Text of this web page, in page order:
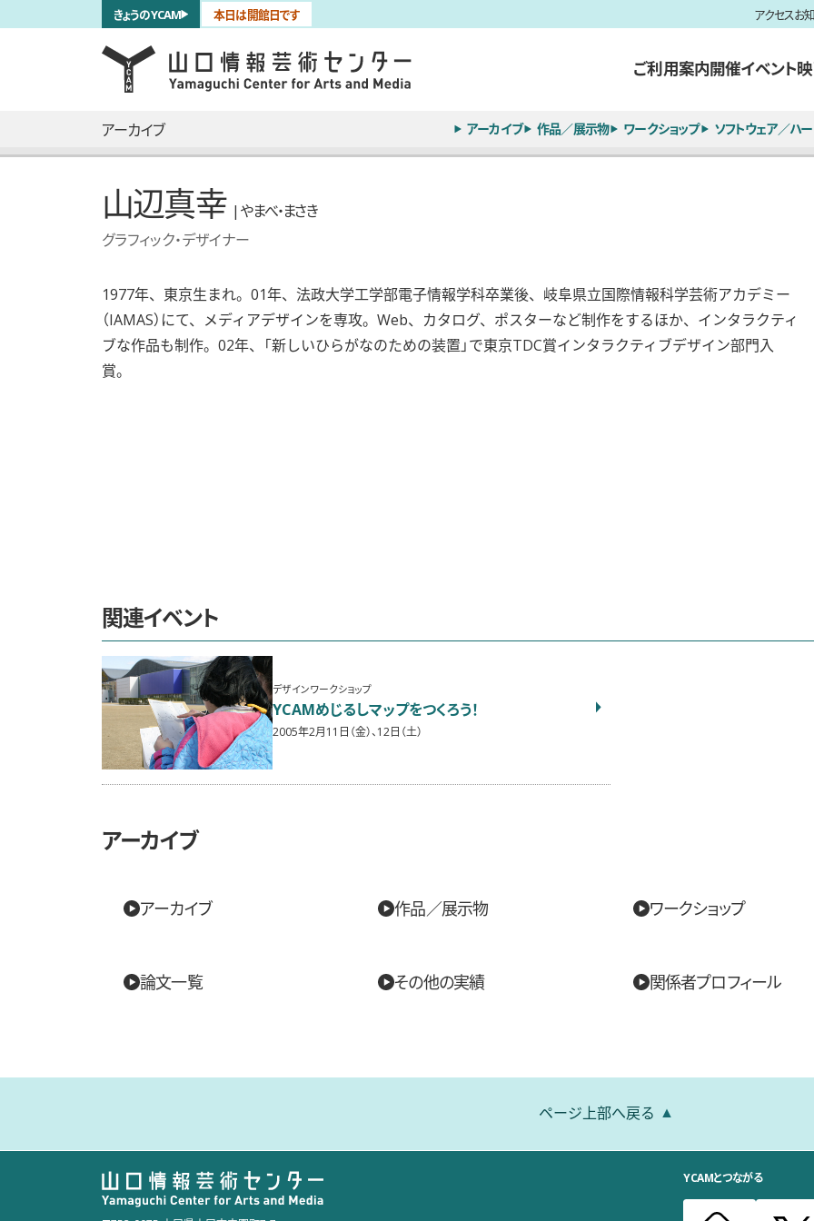
skip to main content 本日は開館日です
きょうのYCAM アクセスお
言語を切り替える
メインナビゲーション
ご利用案内開催イベント
アーカイブ アーカイブ 作品／展示物 ワークショップ ソフトウェア／ハ
山辺真幸 | やまべ・まさき
グラフィック・デザイナー
1977年、東京生まれ。01年、法政大学工学部電子情報学科卒業後、岐阜県立国際情報科学芸術アカデミー
（IAMAS）にて、メディアデザインを専攻。Web、カタログ、ポスターなど制作をするほか、インタラクティ
ブな作品も制作。02年、「新しいひらがなのための装置」で東京TDC賞インタラクティブデザイン部門入
賞。
関連イベント
デザインワークショップ
YCAMめじるしマップをつくろう！
2005年2月11日（金）、12日（土）
アーカイブ
アーカイブ 作品／展示物 ワークショップ
論文一覧 その他の実績 関係者プロフィール
ページ上部へ戻る
YCAMとつながる